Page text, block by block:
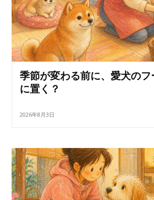
季節が変わる前に、愛犬のフ
に置く？
2026年8月3日